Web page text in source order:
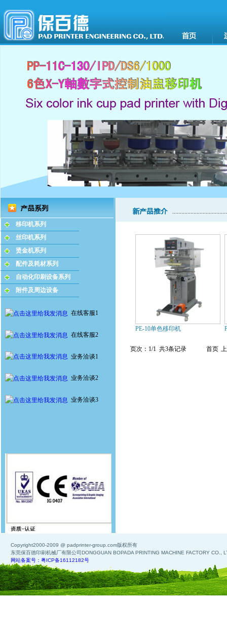
移印机系列
丝印机系列
烫金机系列
配件及耗材系列
自动化印刷设备系列
附件及周边设备
在线客服1
在线客服2
业务洽谈1
业务洽谈2
业务洽谈3
PE-10单色移印机
页次：1/1 共3条记录 首页
Copyright2000-2009 @ padprinter-group.com版权所有
东莞保百德印刷机械厂有限公司DONGGUAN BOPADA PRINTING MACHINE FACTORY CO.,
网站备案号：粤ICP备16112182号